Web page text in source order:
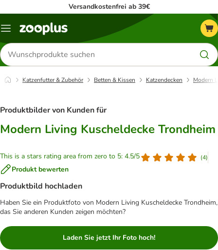
Versandkostenfrei ab 39€
Menü
Produkte
suchen
Katzenfutter & Zubehör Betten & Kissen Katzendecken Modern
Produktbilder von Kunden für
Modern Living Kuscheldecke Trondheim
This is a stars rating area from zero to 5: 4.5/5 (4)
Produkt bewerten
Produktbild hochladen
Haben Sie ein Produktfoto von Modern Living Kuscheldecke Trondheim,
das Sie anderen Kunden zeigen möchten?
Laden Sie jetzt Ihr Foto hoch!